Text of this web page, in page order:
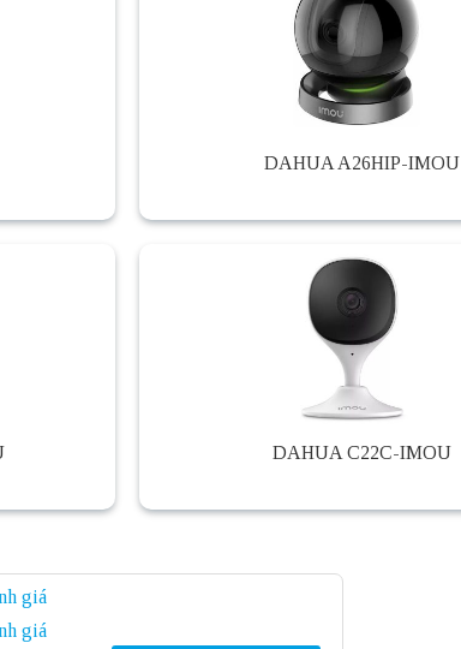
DAHUA A26HIP-IMOU
DAHUA C22C-IMOU
giá
giá